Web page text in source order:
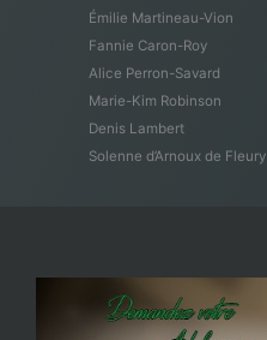
Émilie Martineau-Vion
Fannie Caron-Roy
Alice Perron-Savard
Marie-Kim Robinson
Denis Lambert
Solenne d’Arnoux de Fleury